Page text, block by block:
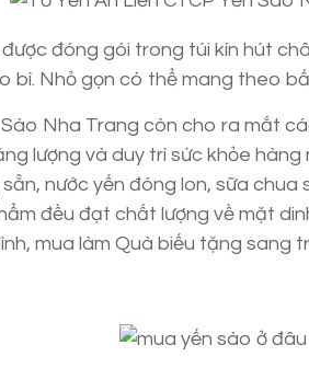
đóng gói trong túi kín hút
bì. Nhỏ gọn có thể mang theo
Sào Nha Trang còn cho ra mắt
lượng và duy trì sức khỏe
nước yến đóng lon, sữa
đều đạt chất lượng về mặt
mua làm Quà biếu tặng sang